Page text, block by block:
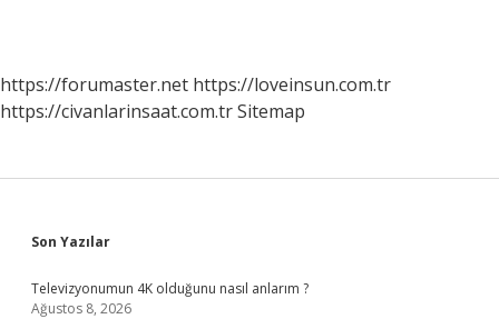
https://forumaster.net https://loveinsun.com.tr
https://civanlarinsaat.com.trSitemap
Sidebar
Son Yazılar
Televizyonumun 4K olduğunu nasıl anlarım ?
Ağustos 8, 2026